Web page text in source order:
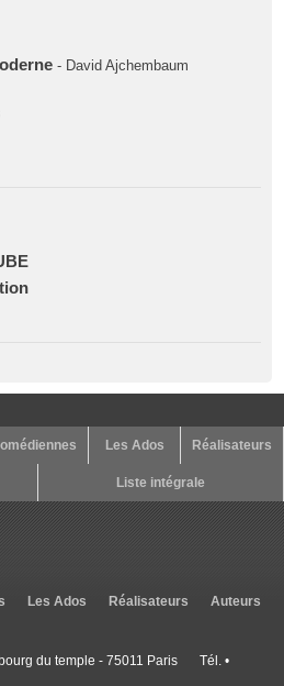
- David Ajchembaum
Les Ados Réalisateurs
Liste intégrale
Les Ados Réalisateurs Auteurs
du temple - 75011 Paris
Tél. •